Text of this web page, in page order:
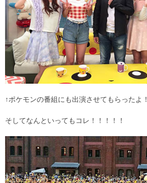
↑ポケモンの番組にも出演させてもらったよ！
そしてなんといってもコレ！！！！！